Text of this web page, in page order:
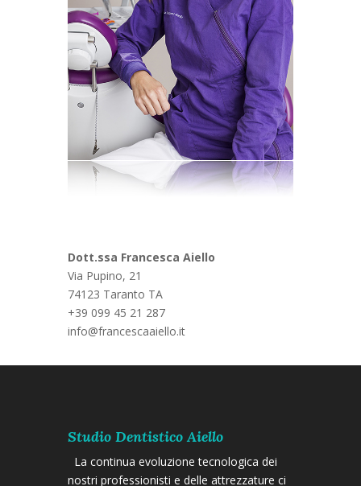
Dott.ssa Francesca Aiello
Via Pupino, 21
74123 Taranto TA
+39 099 45 21 287
info@francescaaiello.it
Studio Dentistico Aiello
La continua evoluzione tecnologica dei
nostri professionisti e delle attrezzature ci